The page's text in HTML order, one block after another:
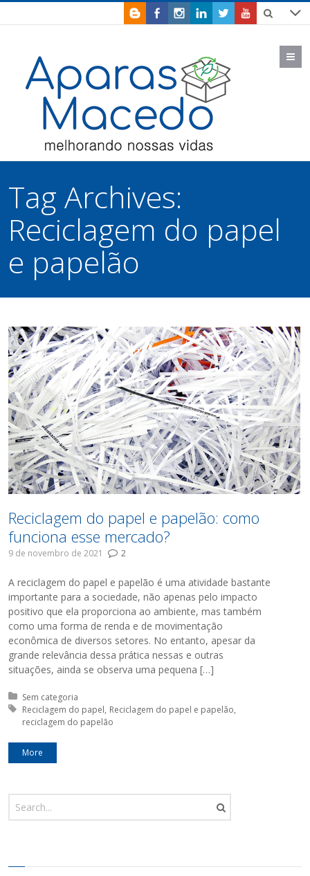
Tag Archives:
Reciclagem do papel
e papelão
Reciclagem do papel e papelão: como
funciona esse mercado?
9 de novembro de 2021 2
A reciclagem do papel e papelão é uma atividade bastante
importante para a sociedade, não apenas pelo impacto
positivo que ela proporciona ao ambiente, mas também
como uma forma de renda e de movimentação
econômica de diversos setores. No entanto, apesar da
grande relevância dessa prática nessas e outras
situações, ainda se observa uma pequena […]
Posted in:
Sem categoria
Tagged with:
Reciclagem do papel Reciclagem do papel e papelão
reciclagem do papelão
More